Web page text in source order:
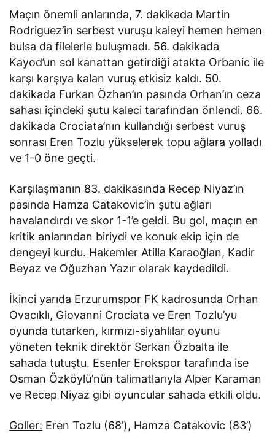
Maçın önemli anlarında, 7. dakikada Martin
Rodriguez’in serbest vuruşu kaleyi hemen hemen
bulsa da filelerle buluşmadı. 56. dakikada
Kayod’un sol kanattan getirdiği atakta Orbanic ile
karşı karşıya kalan vuruş etkisiz kaldı. 50.
dakikada Furkan Özhan’ın pasında Orhan’ın ceza
sahası içindeki şutu kaleci tarafından önlendi. 68.
dakikada Crociata’nın kullandığı serbest vuruş
sonrası Eren Tozlu yükselerek topu ağlara yolladı
ve 1-0 öne geçti.
Karşılaşmanın 83. dakikasında Recep Niyaz’ın
pasında Hamza Catakovic’in şutu ağları
havalandırdı ve skor 1-1’e geldi. Bu gol, maçın en
kritik anlarından biriydi ve konuk ekip için de
dengeyi kurdu. Hakemler Atilla Karaoğlan, Kadir
Beyaz ve Oğuzhan Yazır olarak kaydedildi.
İkinci yarıda Erzurumspor FK kadrosunda Orhan
Ovacıklı, Giovanni Crociata ve Eren Tozlu’yu
oyunda tutarken, kırmızı-siyahlılar oyunu
yöneten teknik direktör Serkan Özbalta ile
sahada tutuştu. Esenler Erokspor tarafında ise
Osman Özköylü’nün talimatlarıyla Alper Karaman
ve Recep Niyaz gibi oyuncular sahada etkili oldu.
Goller: Eren Tozlu (68’), Hamza Catakovic (83’)